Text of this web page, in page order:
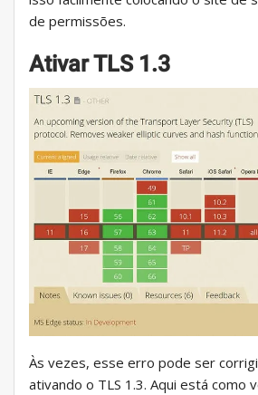
de permissões.
Ativar TLS 1.3
Às vezes, esse erro pode ser
ativando o TLS 1.3. Aqui está como